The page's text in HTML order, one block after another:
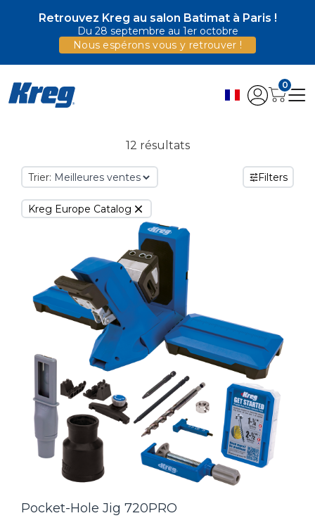
Retrouvez Kreg au salon Batimat à Paris !
Du 28 septembre au 1er octobre
Nous espérons vous y retrouver !
0
12 résultats
Trier: Filters
Kreg Europe Catalog
Supprimer le filtre Actuellement filtré par Category : Kreg
Pocket-Hole Jig 720PRO